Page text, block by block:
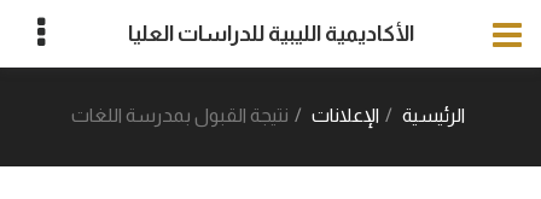
الأكاديمية الليبية للدراسات العليا
الرئيسية الإعلانات نتيجة القبول بمدرسة اللغات